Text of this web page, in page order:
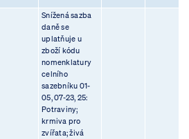
Snížená sazba
daně se
uplatňuje u
zboží kódu
nomenklatury
celního
sazebníku 01-
05, 07-23, 25:
Potraviny;
krmiva pro
zvířata; živá